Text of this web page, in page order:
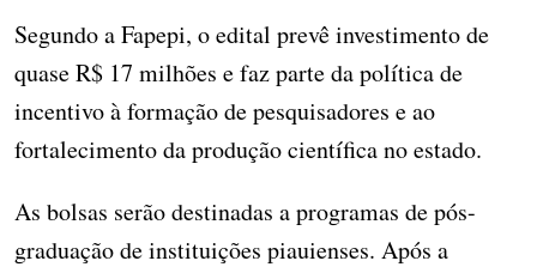
Segundo a Fapepi, o edital prevê investimento de
quase R$ 17 milhões e faz parte da política de
incentivo à formação de pesquisadores e ao
fortalecimento da produção científica no estado.
As bolsas serão destinadas a programas de pós-
graduação de instituições piauienses. Após a